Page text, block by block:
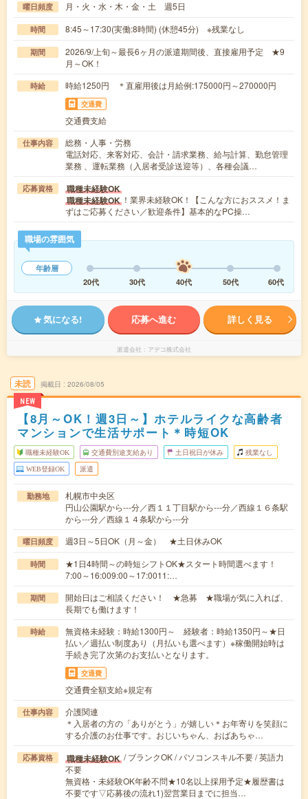
曜日頻度 月・火・水・木・金・土 週5日
時間 8:45～17:30(実働:8時間) (休憩45分) ※残業なし
期間
2026/9/上旬～最長6ヶ月の派遣期間後、直接雇用予定 ★9
月～OK！
時給 時給1250円 ＊直雇用後は月給例:175000円～270000円
交通費
交通費支給
仕事内容
総務・人事・労務
電話対応、来客対応、会計・請求業務、給与計算、勤怠管理
業務 、運転業務（入居者受診送迎等）、各種会議…
応募資格
職種未経験OK
職種未経験OK ！業界未経験OK！【こんな方におススメ！ま
ずはご応募ください／歓迎条件】基本的なPC操…
職場の雰囲気
年齢層
20代
30代 40代 50代 60代
気になる! 応募へ進む 詳しく見る
派遣会社 アデコ株式会社
未読
NEW
掲載日 2026/08/05
【8月～OK！週3日～】ホテルライクな高齢者
マンションで生活サポート＊時短OK
職種未経験OK 交通費別途支給あり 土日祝日が休み 残業なし
WEB登録OK 派遣
勤務地
札幌市中央区
円山公園駅から---分／西１１丁目駅から---分／西線１６条駅
から---分／西線１４条駅から---分
曜日頻度 週3日～5日OK（月～金） ★土日休みOK
時間
★1日4時間～の時短シフトOK★スタート時間選べます！
7:00～16:009:00～17:0011:…
期間
開始日はご相談ください！ ★急募 ★職場が気に入れば、
長期でも働けます！
時給
無資格未経験：時給1300円～ 経験者：時給1350円～★日
払い／週払い制度あり（月払いも選べます）※稼働開始時は
手続き完了次第のお支払いとなります。
交通費
交通費全額支給※規定有
仕事内容
介護関連
＊入居者の方の「ありがとう」が嬉しい＊お年寄りを笑顔に
する介護のお仕事です。おじいちゃん、おばあちゃ…
応募資格 職種未経験OK / ブランクOK / パソコンスキル不要 / 英語力
不要
無資格・未経験OK年齢不問★10名以上採用予定★履歴書は
不要です▽応募後の流れ1)翌営業日までに担当…